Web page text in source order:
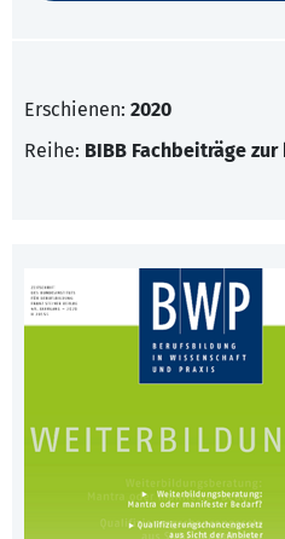
Erschienen: 2020
Reihe: BIBB Fachbeiträge